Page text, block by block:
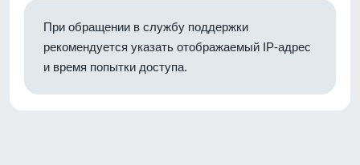
При обращении в службу поддержки
рекомендуется указать отображаемый IP-адрес
и время попытки доступа.